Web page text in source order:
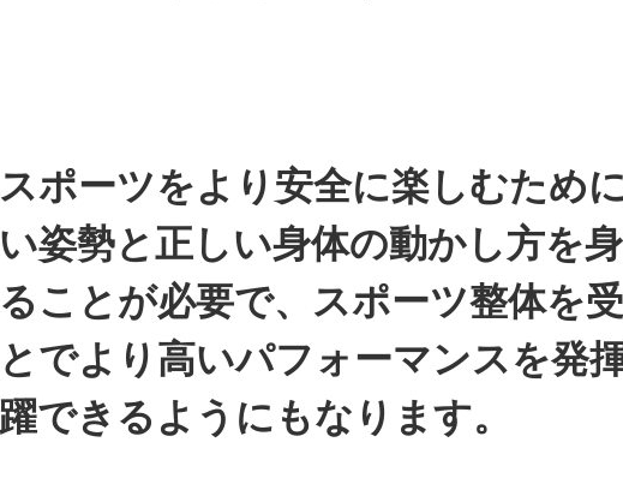
スポーツをより安全に楽しむため
い姿勢と正しい身体の動かし方を
ることが必要で、スポーツ整体を
とでより高いパフォーマンスを発
躍できるようにもなります。